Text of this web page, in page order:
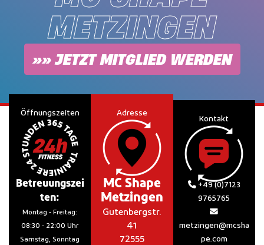
METZINGEN
»» JETZT MITGLIED WERDEN
Öffnungszeiten
Betreuungszei
ten:
Montag - Freitag:
08:30 - 22:00 Uhr
Samstag, Sonntag
Adresse
MC Shape
Metzingen
Gutenbergstr.
41
72555
Kontakt
+49 (0)7123
9765765
metzingen@mcsha
pe.com